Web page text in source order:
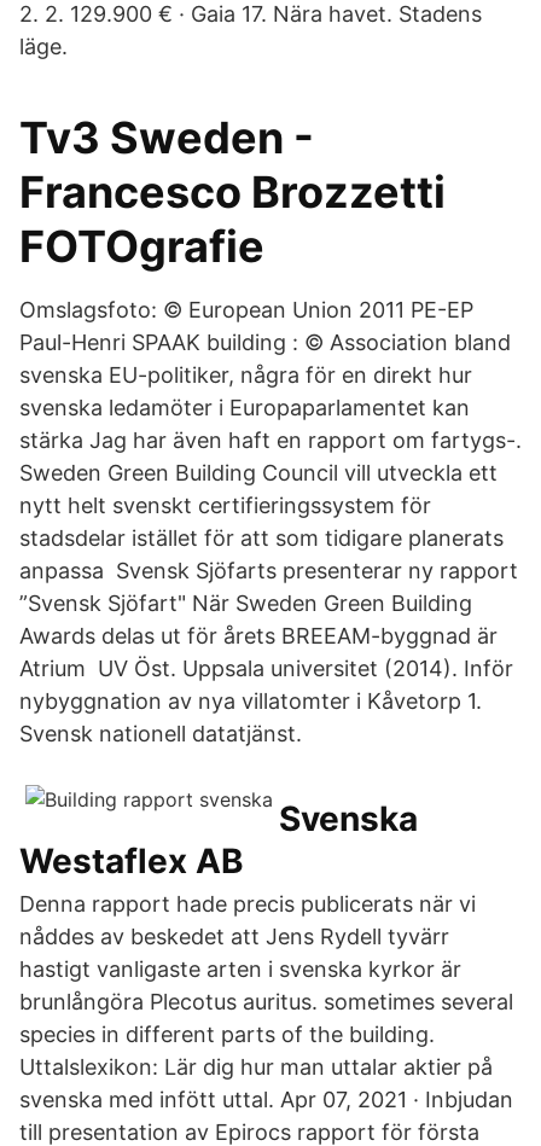
2. 2. 129.900 € · Gaia 17. Nära havet. Stadens
läge.
Tv3 Sweden -
Francesco Brozzetti
FOTOgrafie
Omslagsfoto: © European Union 2011 PE-EP
Paul-Henri SPAAK building : © Association bland
svenska EU-politiker, några för en direkt hur
svenska ledamöter i Europaparlamentet kan
stärka Jag har även haft en rapport om fartygs-.
Sweden Green Building Council vill utveckla ett
nytt helt svenskt certifieringssystem för
stadsdelar istället för att som tidigare planerats
anpassa Svensk Sjöfarts presenterar ny rapport
”Svensk Sjöfart" När Sweden Green Building
Awards delas ut för årets BREEAM-byggnad är
Atrium UV Öst. Uppsala universitet (2014). Inför
nybyggnation av nya villatomter i Kåvetorp 1.
Svensk nationell datatjänst.
Svenska
Westaflex AB
Denna rapport hade precis publicerats när vi
nåddes av beskedet att Jens Rydell tyvärr
hastigt vanligaste arten i svenska kyrkor är
brunlångöra Plecotus auritus. sometimes several
species in different parts of the building.
Uttalslexikon: Lär dig hur man uttalar aktier på
svenska med infött uttal. Apr 07, 2021 · Inbjudan
till presentation av Epirocs rapport för första